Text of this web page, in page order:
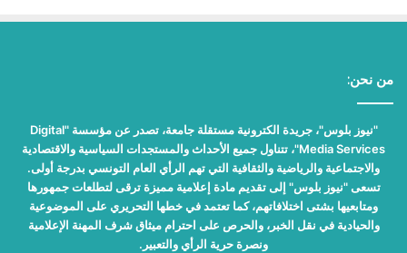
من نحن:
"نيوز بلوس"، جريدة الكترونية مستقلة جامعة، تصدر عن مؤسسة "Digital
Media Services"، تتناول جميع الأحداث والمستجدات السياسية والاقتصادية
والاجتماعية والرياضية والثقافية التي تهم الرأي العام التونسي بدرجة أولى.
تسعى "نيوز بلوس" إلى تقديم مادة إعلامية مميزة ترقى لتطلعات جمهورها
ومتابعيها بشتى اختلافاتهم، كما تعتمد في خطها التحريري على الموضوعية
والحيادية في نقل الخبر، والحرص على احترام ميثاق شرف المهنة الإعلامية
ونصرة حرية الرأي والتعبير.